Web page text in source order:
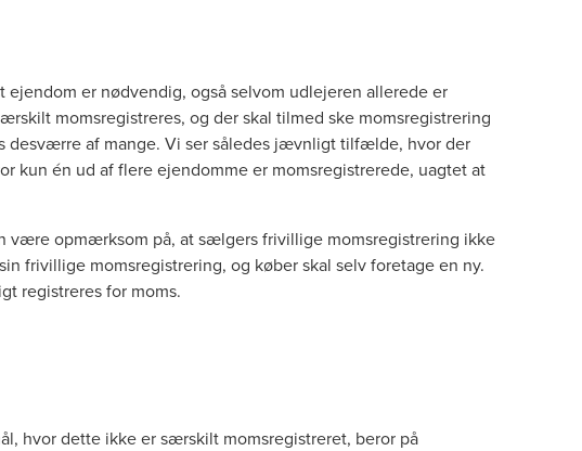
er nødvendig, også selvom udlejeren allerede er
momsregistreres, og der skal tilmed ske momsregistrering
desværre af mange. Vi ser således jævnligt tilfælde, hvor der
kun én ud af flere ejendomme er momsregistrerede, uagtet at
være opmærksom på, at sælgers frivillige momsregistrering ikke
frivillige momsregistrering, og køber skal selv foretage en ny.
registreres for moms.
hvor dette ikke er særskilt momsregistreret, beror på